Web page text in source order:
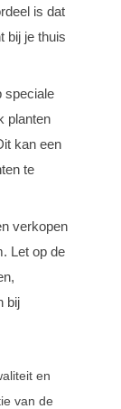
is dat
bij je thuis
speciale
planten
kan een
te
verkopen
Let op de
bij
en
van de